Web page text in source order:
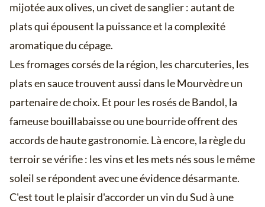
mijotée aux olives, un civet de sanglier : autant de
plats qui épousent la puissance et la complexité
aromatique du cépage.
Les fromages corsés de la région, les charcuteries, les
plats en sauce trouvent aussi dans le Mourvèdre un
partenaire de choix. Et pour les rosés de Bandol, la
fameuse bouillabaisse ou une bourride offrent des
accords de haute gastronomie. Là encore, la règle du
terroir se vérifie : les vins et les mets nés sous le même
soleil se répondent avec une évidence désarmante.
C'est tout le plaisir d'accorder un vin du Sud à une